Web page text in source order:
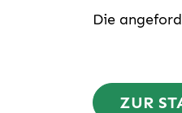
Die
ZUR